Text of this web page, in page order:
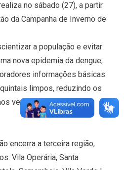
no sábado (27), a partir
da Campanha de Inverno de
a população e evitar
nova epidemia da dengue,
informações básicas
limpos, reduzindo os
vetores.
encerra a terceira região,
Vila Operária, Santa